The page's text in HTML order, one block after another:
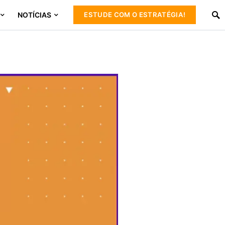
NOTÍCIAS ESTUDE COM O ESTRATÉGIA!